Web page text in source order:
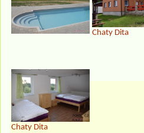
Chaty Dita
Chaty Dita